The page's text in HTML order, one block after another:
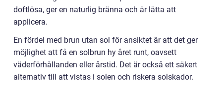
doftlösa, ger en naturlig bränna och är lätta att
applicera.
En fördel med brun utan sol för ansiktet är att det ger
möjlighet att få en solbrun hy året runt, oavsett
väderförhållanden eller årstid. Det är också ett säkert
alternativ till att vistas i solen och riskera solskador.